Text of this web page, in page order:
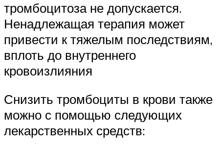
тромбоцитоза не допускается.
Ненадлежащая терапия может
привести к тяжелым последствиям,
вплоть до внутреннего
кровоизлияния
Снизить тромбоциты в крови также
можно с помощью следующих
лекарственных средств: